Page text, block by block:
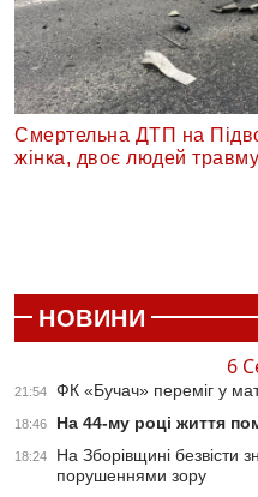
Смертельна ДТП на
жінка, двоє людей
НОВИНИ
6
21:54 ФК «Бучач» переміг у
18:46 На 44-му році життя
18:24
На Зборівщині безвісти
порушеннями зору